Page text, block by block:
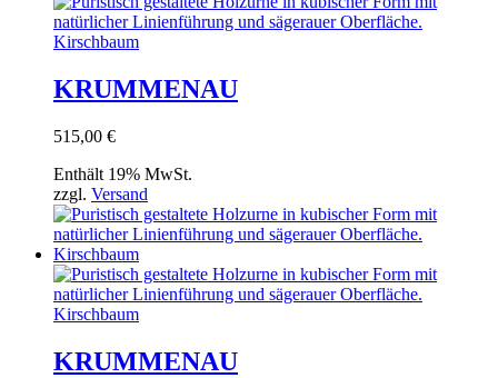
KRUMMENAU
515,00 €
Enthält 19% MwSt.
zzgl. Versand
KRUMMENAU